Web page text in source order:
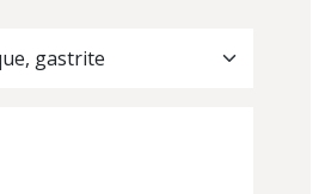
gastrite